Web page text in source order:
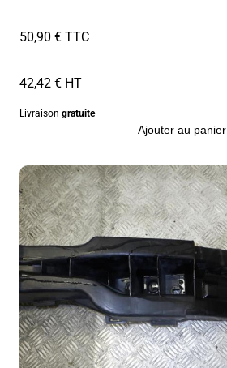
50,90 € TTC
42,42 € HT
Livraison gratuite
Ajouter au panier